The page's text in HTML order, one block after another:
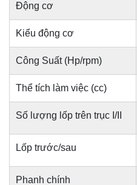
Động cơ
Kiểu động cơ
Công Suất (Hp/rpm)
Thể tích làm việc (cc)
Số lượng lốp trên trục I/II
Lốp trước/sau
Phanh chính